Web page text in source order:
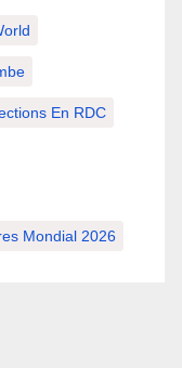
En RDC
Mondial 2026